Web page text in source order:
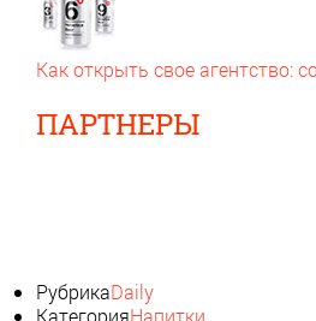
Как открыть свое агентство:
ПАРТНЕРЫ
РубрикаDaily
КатегорияНапитки